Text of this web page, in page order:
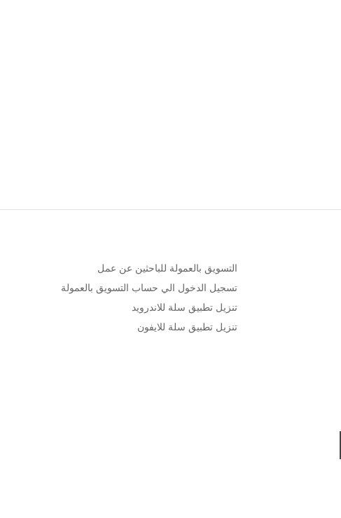
التسويق بالعمولة للباحثين عن عمل
تسجيل الدخول الي حساب التسويق بالعمولة
تنزيل تطبيق سلة للاندرويد
تنزيل تطبيق سلة للايفون